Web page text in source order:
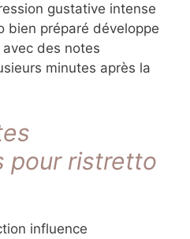
gustative intense
bien préparé développe
des notes
minutes après la
pour ristretto
influence